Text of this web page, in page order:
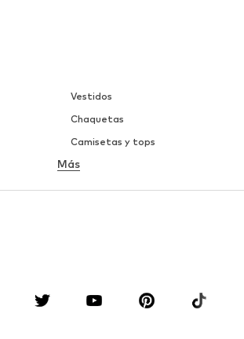
Vestidos
Chaquetas
Camisetas y tops
Ropa interior
Blusas y camisas
Deporte
Más